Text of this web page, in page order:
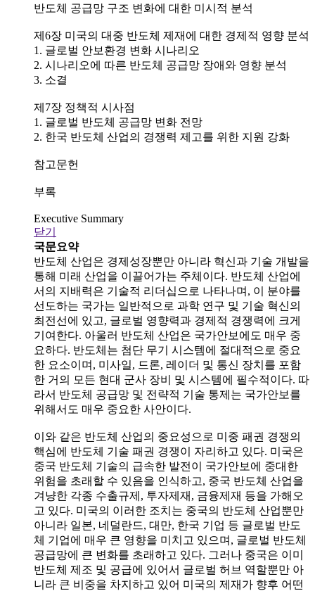
반도체 공급망 구조 변화에 대한 미시적 분석
제6장 미국의 대중 반도체 제재에 대한 경제적 영향 분석
1. 글로벌 안보환경 변화 시나리오
2. 시나리오에 따른 반도체 공급망 장애와 영향 분석
3. 소결
제7장 정책적 시사점
1. 글로벌 반도체 공급망 변화 전망
2. 한국 반도체 산업의 경쟁력 제고를 위한 지원 강화
참고문헌
부록
Executive Summary
닫기
국문요약
반도체 산업은 경제성장뿐만 아니라 혁신과 기술 개발을
통해 미래 산업을 이끌어가는 주체이다. 반도체 산업에
서의 지배력은 기술적 리더십으로 나타나며, 이 분야를
선도하는 국가는 일반적으로 과학 연구 및 기술 혁신의
최전선에 있고, 글로벌 영향력과 경제적 경쟁력에 크게
기여한다. 아울러 반도체 산업은 국가안보에도 매우 중
요하다. 반도체는 첨단 무기 시스템에 절대적으로 중요
한 요소이며, 미사일, 드론, 레이더 및 통신 장치를 포함
한 거의 모든 현대 군사 장비 및 시스템에 필수적이다. 따
라서 반도체 공급망 및 전략적 기술 통제는 국가안보를
위해서도 매우 중요한 사안이다.
이와 같은 반도체 산업의 중요성으로 미중 패권 경쟁의
핵심에 반도체 기술 패권 경쟁이 자리하고 있다. 미국은
중국 반도체 기술의 급속한 발전이 국가안보에 중대한
위험을 초래할 수 있음을 인식하고, 중국 반도체 산업을
겨냥한 각종 수출규제, 투자제재, 금융제재 등을 가해오
고 있다. 미국의 이러한 조치는 중국의 반도체 산업뿐만
아니라 일본, 네덜란드, 대만, 한국 기업 등 글로벌 반도
체 기업에 매우 큰 영향을 미치고 있으며, 글로벌 반도체
공급망에 큰 변화를 초래하고 있다. 그러나 중국은 이미
반도체 제조 및 공급에 있어서 글로벌 허브 역할뿐만 아
니라 큰 비중을 차지하고 있어 미국의 제재가 향후 어떤